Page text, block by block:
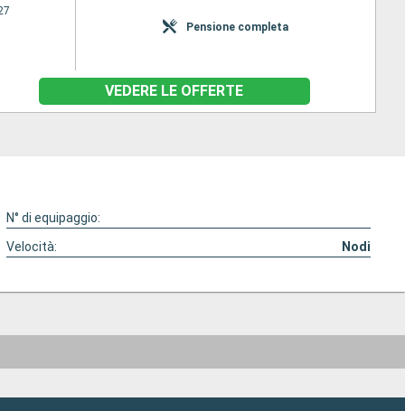
Pensione completa
VEDERE LE OFFERTE
N° di equipaggio:
Velocità: Nodi